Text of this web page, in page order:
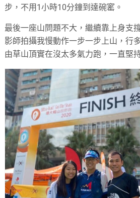
步，不用1小時10分鐘到達碗窰。
最後一座山問題不大，繼續靠上身支
影師拍攝我慢動作一步一步上山，行
由草山頂實在沒太多氣力跑，一直堅